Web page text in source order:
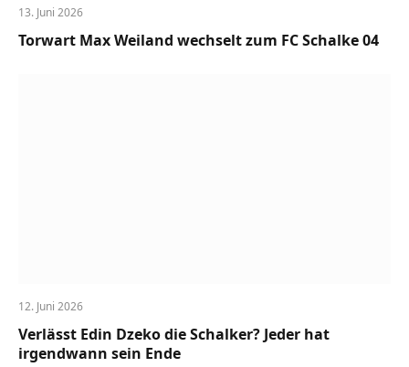
13. Juni 2026
Torwart Max Weiland wechselt zum FC Schalke 04
12. Juni 2026
Verlässt Edin Dzeko die Schalker? Jeder hat
irgendwann sein Ende